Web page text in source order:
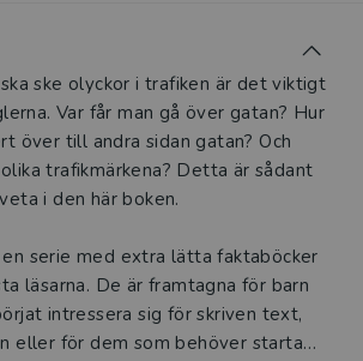
ske olyckor i trafiken är det viktigt
Var får man gå över gatan? Hur
över till andra sidan gatan? Och
trafikmärkena? Detta är sådant
i den här boken.
serie med extra lätta faktaböcker
läsarna. De är framtagna för barn
intressera sig för skriven text,
eller för dem som behöver starta